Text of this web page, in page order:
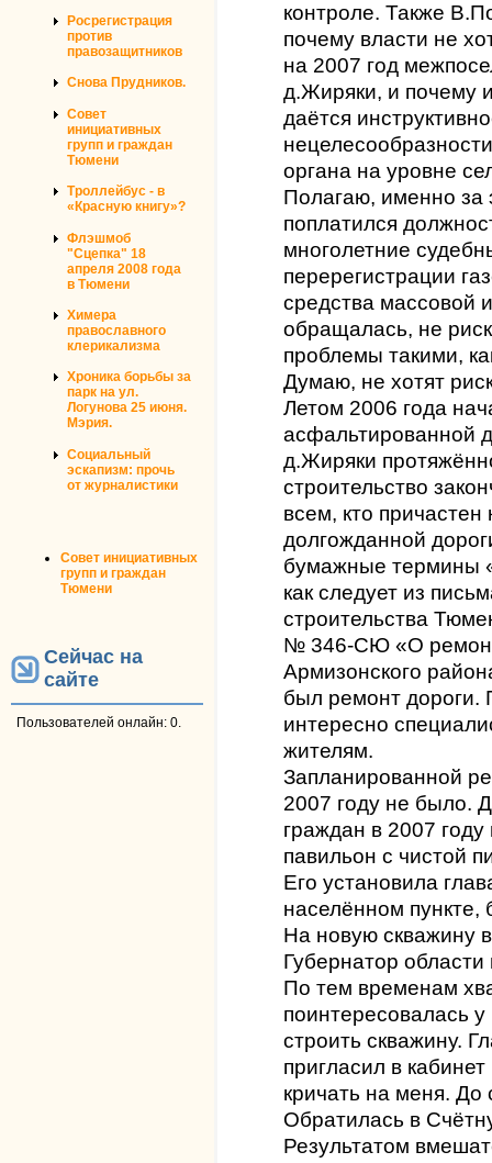
Росрегистрация
против
правозащитников
Снова Прудников.
Совет
инициативных
групп и граждан
Тюмени
Троллейбус - в
«Красную книгу»?
Флэшмоб
"Сцепка" 18
апреля 2008 года
в Тюмени
Химера
православного
клерикализма
Хроника борьбы за
парк на ул.
Логунова 25 июня.
Мэрия.
Социальный
эскапизм: прочь
от журналистики
Совет инициативных
групп и граждан
Тюмени
Сейчас на
сайте
Пользователей онлайн: 0.
контроле. Также
почему власти не
на 2007 год
д.Жиряки, и почему
даётся
органа на уровне
Полагаю, именно за
поплатился
многолетние
перерегистрации
средства массовой
обращалась, не
проблемы такими,
Думаю, не хотят
Летом 2006 года
асфальтированной
д.Жиряки
строительство
всем, кто причастен
долгожданной
бумажные термины
как следует из
строительства
№ 346-СЮ «О
Армизонского
был ремонт дороги.
интересно
жителям.
Запланированной
2007 году не было.
граждан в 2007
павильон с чистой
Его установила
населённом пункте,
На новую скважину
Губернатор
По тем временам
поинтересовалась у
строить скважину.
пригласил в
кричать на меня. До
Обратилась в
Результатом